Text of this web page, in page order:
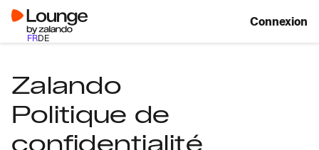
FRDE
Connexion
Zalando
Politique de
confidentialité